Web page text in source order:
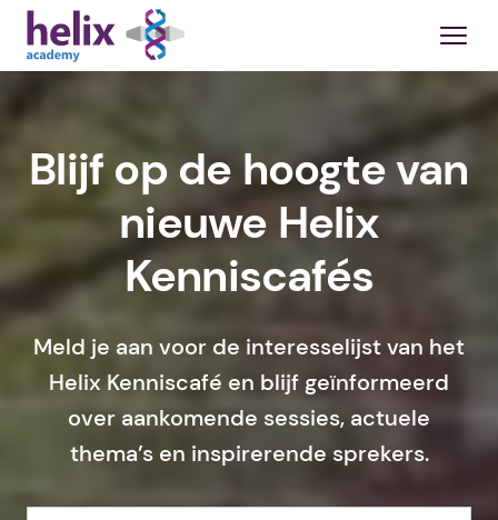
Blijf op de hoogte van
nieuwe Helix
Kenniscafés
Meld je aan voor de interesselijst van het
Helix Kenniscafé en blijf geïnformeerd
over aankomende sessies, actuele
thema’s en inspirerende sprekers.